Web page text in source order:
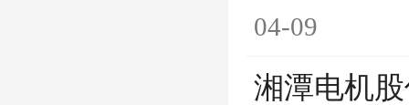
04-09
湘潭电机